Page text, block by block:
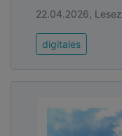
22.04.2026,
digitales